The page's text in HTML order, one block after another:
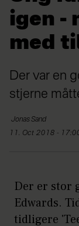
igen -
med
Der var en
stjerne
JonasSand
11. Oct 2018 -
Der er stor
Edwards.
tidligere